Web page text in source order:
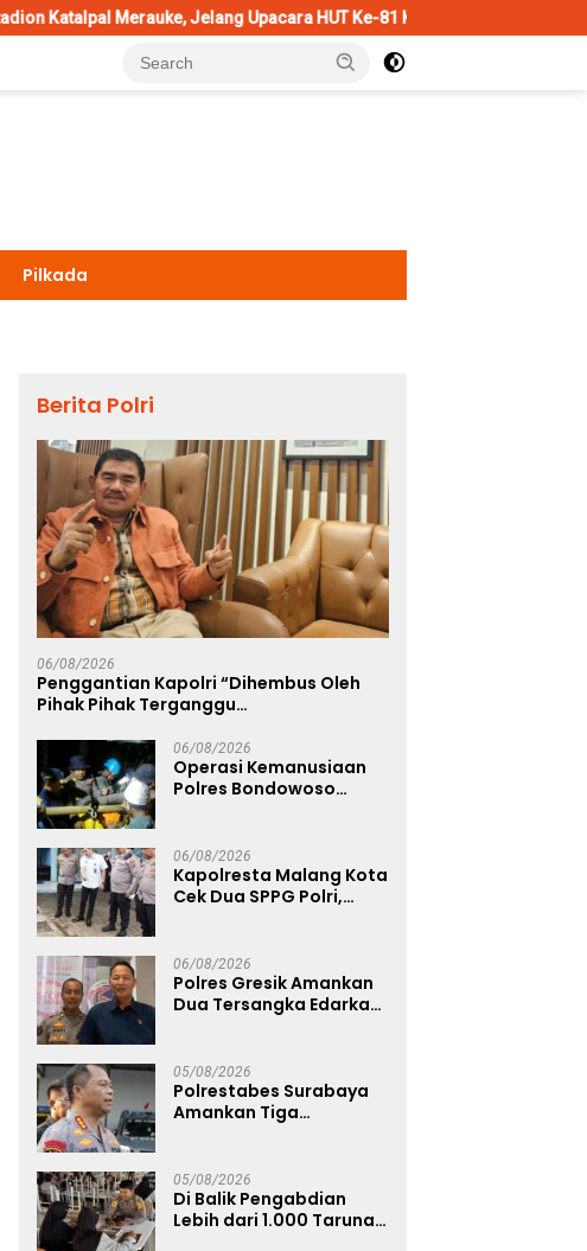
Jelang Upacara HUT Ke-81 Kemerdekaan RI
Pilkada
Berita Polri
06/08/2026
Penggantian Kapolri “Dihembus Oleh
Pihak Pihak Terganggu
06/08/2026
Operasi Kemanusiaan
Polres Bondowoso
Piramid
06/08/2026
Kapolresta Malang Kota
Cek Dua SPPG Polri,
Pengelolaan Limbah
Berjalan Optimal
06/08/2026
Polres Gresik Amankan
Dua Tersangka Edarkan
05/08/2026
Polrestabes Surabaya
Amankan Tiga
05/08/2026
Di Balik Pengabdian
Lebih dari 1.000 Taruna,